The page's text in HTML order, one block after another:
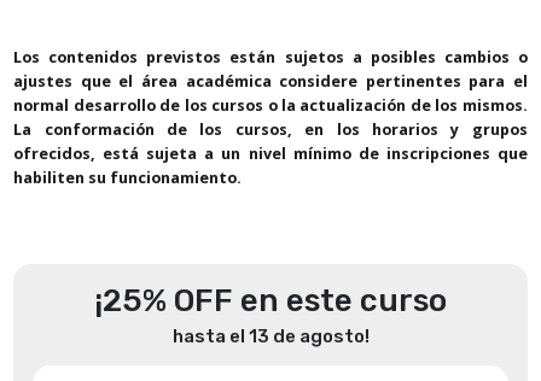
Los contenidos previstos están sujetos a posibles cambios o
ajustes que el área académica considere pertinentes para el
normal desarrollo de los cursos o la actualización de los mismos.
La conformación de los cursos, en los horarios y grupos
ofrecidos, está sujeta a un nivel mínimo de inscripciones que
habiliten su funcionamiento.
¡25% OFF en este curso
hasta el 13 de agosto!